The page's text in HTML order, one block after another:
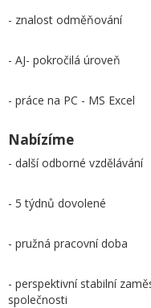
- znalost odměňování
- AJ- pokročilá úroveň
- práce na PC - MS Excel
Nabízíme
- další odborné vzdělávání
- 5 týdnů dovolené
- pružná pracovní doba
- perspektivní stabilní
společnosti